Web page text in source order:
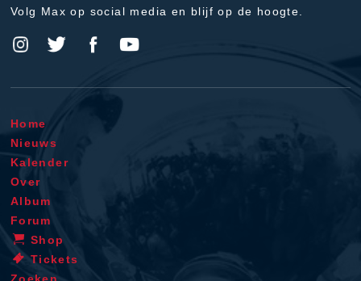
Volg Max op social media en blijf op de hoogte.
Home
Nieuws
Kalender
Over
Album
Forum
Shop
Tickets
Zoeken